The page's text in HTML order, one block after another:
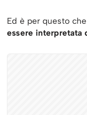
Ed è per questo che
essere interpretata